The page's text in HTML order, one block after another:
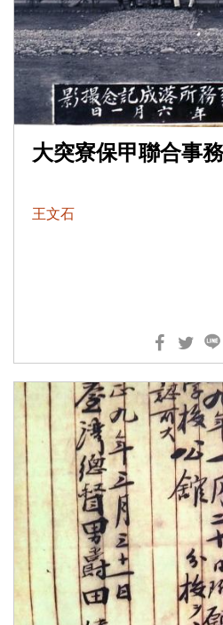
大突寮保甲聯合事
王文石